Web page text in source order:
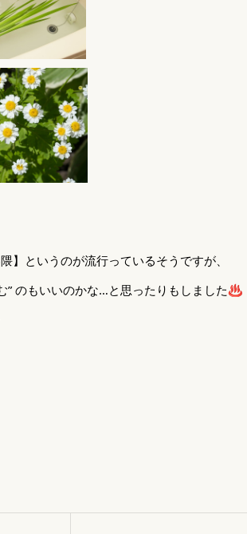
】というのが流行っているそうですが、
” のもいいのかな…と思ったりもしました♨